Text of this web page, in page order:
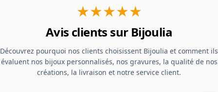
★★★★★
Avis clients sur Bijoulia
Découvrez pourquoi nos clients choisissent Bijoulia et comment ils
évaluent nos bijoux personnalisés, nos gravures, la qualité de nos
créations, la livraison et notre service client.